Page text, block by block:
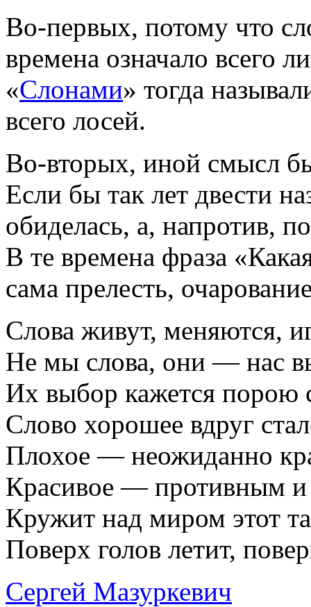
Во-первых, потому что
времена означало всего
«Слонами» тогда
всего лосей.
Во-вторых, иной смысл
Если бы так лет двести
обиделась, а, напротив,
В те времена фраза
сама прелесть,
Слова живут, меняются,
Не мы слова, они — нас
Их выбор кажется порою
Слово хорошее вдруг
Плохое — неожиданно
Красивое — противным
Кружит над миром этот
Поверх голов летит,
Сергей Мазуркевич